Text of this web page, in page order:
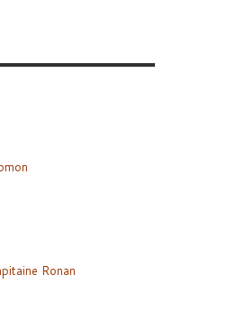
Ronan